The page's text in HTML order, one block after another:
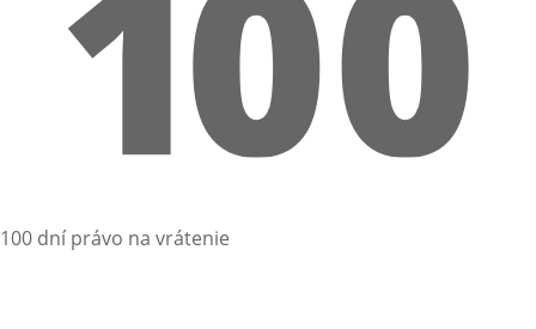
100 dní právo na vrátenie